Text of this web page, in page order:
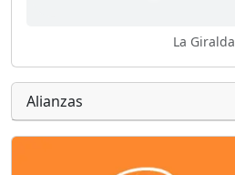
La Giralda
Alianzas